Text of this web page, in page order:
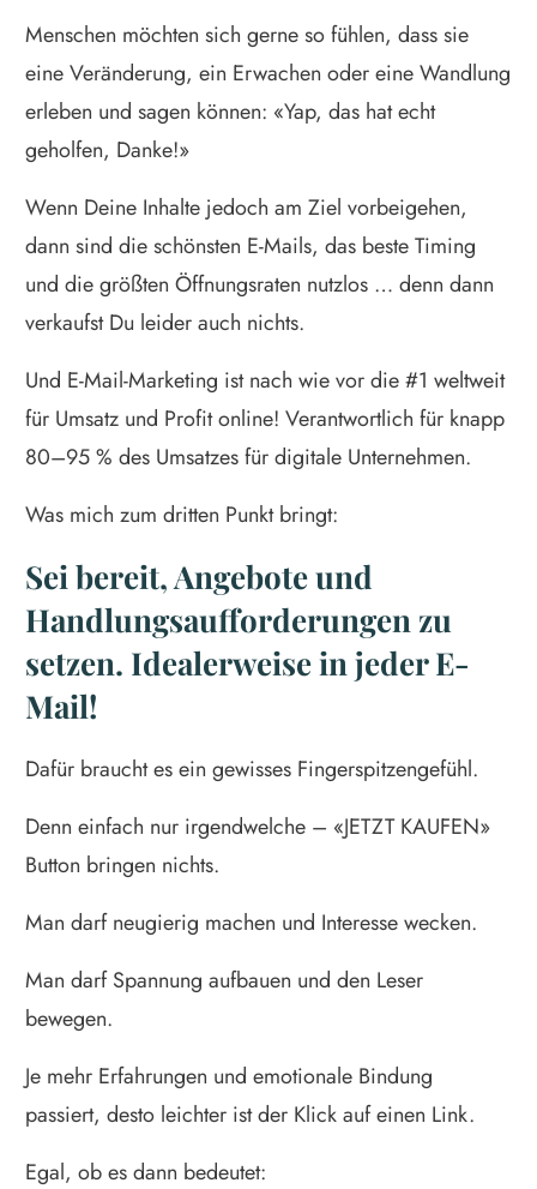
Menschen möchten sich gerne so fühlen, dass sie
eine Veränderung, ein Erwachen oder eine Wandlung
erleben und sagen können: «Yap, das hat echt
geholfen, Danke!»
Wenn Deine Inhalte jedoch am Ziel vorbeigehen,
dann sind die schönsten E-Mails, das beste Timing
und die größten Öffnungsraten nutzlos … denn dann
verkaufst Du leider auch nichts.
Und E-Mail-Marketing ist nach wie vor die #1 weltweit
für Umsatz und Profit online! Verantwortlich für knapp
80–95 % des Umsatzes für digitale Unternehmen.
Was mich zum dritten Punkt bringt:
Sei bereit, Angebote und
Handlungsaufforderungen zu
setzen. Idealerweise in jeder E-
Mail!
Dafür braucht es ein gewisses Fingerspitzengefühl.
Denn einfach nur irgendwelche – «JETZT KAUFEN»
Button bringen nichts.
Man darf neugierig machen und Interesse wecken.
Man darf Spannung aufbauen und den Leser
bewegen.
Je mehr Erfahrungen und emotionale Bindung
passiert, desto leichter ist der Klick auf einen Link.
Egal, ob es dann bedeutet: